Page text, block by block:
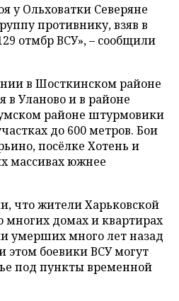
у Ольховатки Северяне
противнику, взяв в
отмбр ВСУ», – сообщили
в Шосткинском районе
в Уланово и в районе
районе штурмовики
до 600 метров. Бои
посёлке Хотень и
массивах южнее
что жители Харьковской
многих домах и квартирах
умерших много лет назад
боевики ВСУ могут
под пункты временной